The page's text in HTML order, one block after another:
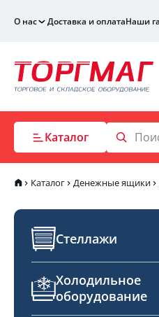
О нас Доставка и оплатаНаши
Каталог
Каталог Денежные ящики
Стеллажи
Холодильное
оборудование